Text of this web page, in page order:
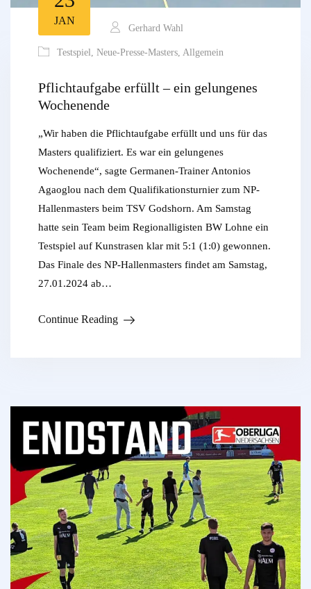
JAN
Gerhard Wahl
Testspiel, Neue-Presse-Masters, Allgemein
Pflichtaufgabe erfüllt – ein gelungenes
Wochenende
„Wir haben die Pflichtaufgabe erfüllt und uns für das
Masters qualifiziert. Es war ein gelungenes
Wochenende“, sagte Germanen-Trainer Antonios
Agaoglou nach dem Qualifikationsturnier zum NP-
Hallenmasters beim TSV Godshorn. Am Samstag
hatte sein Team beim Regionalligisten BW Lohne ein
Testspiel auf Kunstrasen klar mit 5:1 (1:0) gewonnen.
Das Finale des NP-Hallenmasters findet am Samstag,
27.01.2024 ab…
Continue Reading